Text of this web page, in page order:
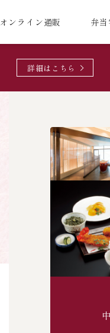
オンライン通販 弁
詳細はこちら